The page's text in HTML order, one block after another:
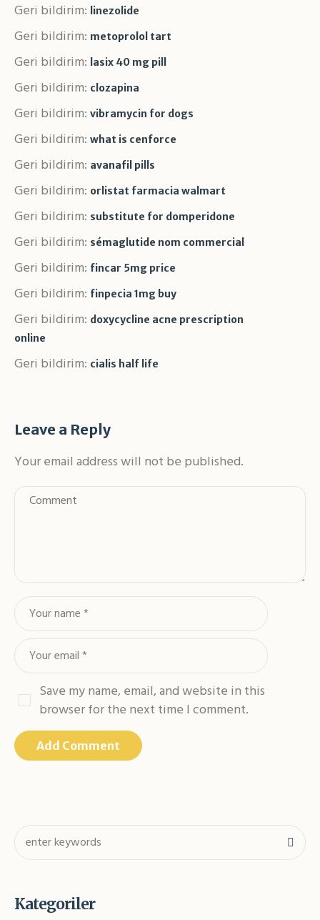
Geri bildirim: linezolide
Geri bildirim: metoprolol tart
Geri bildirim: lasix 40 mg pill
Geri bildirim: clozapina
Geri bildirim: vibramycin for dogs
Geri bildirim: what is cenforce
Geri bildirim: avanafil pills
Geri bildirim: orlistat farmacia walmart
Geri bildirim: substitute for domperidone
Geri bildirim: sémaglutide nom commercial
Geri bildirim: fincar 5mg price
Geri bildirim: finpecia 1mg buy
Geri bildirim: doxycycline acne prescription
online
Geri bildirim: cialis half life
Leave a Reply
Your email address will not be published.
Save my name, email, and website in this
browser for the next time I comment.
Kategoriler